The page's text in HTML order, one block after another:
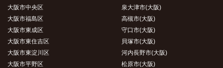
大阪市中央区
大阪市福島区
大阪市東成区
大阪市東住吉区
大阪市東淀川区
大阪市平野区
泉大津市(大阪)
高槻市(大阪)
守口市(大阪)
貝塚市(大阪)
河内長野市(大阪)
松原市(大阪)